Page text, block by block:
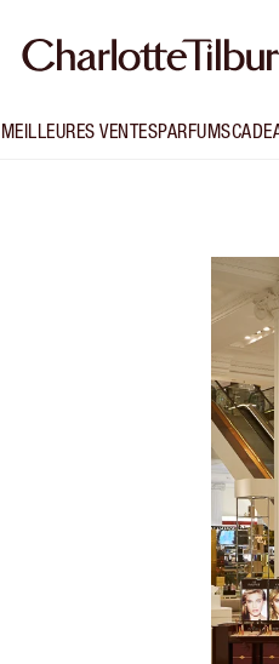
MEILLEURES VENTESPARFUMS